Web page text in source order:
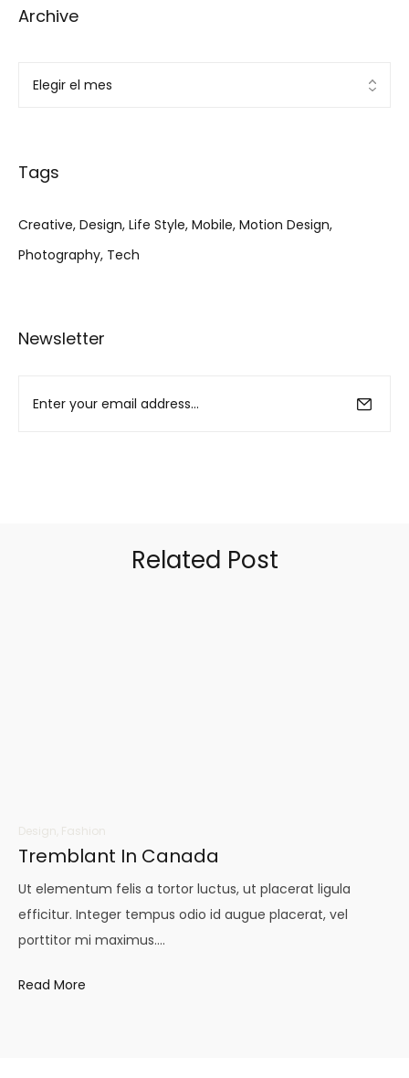
Archive
Tags
Creative Design Life Style Mobile Motion Design
Photography Tech
Newsletter
Related Post
Design Fashion
Tremblant In Canada
Ut elementum felis a tortor luctus, ut placerat ligula
efficitur. Integer tempus odio id augue placerat, vel
porttitor mi maximus.…
Read More